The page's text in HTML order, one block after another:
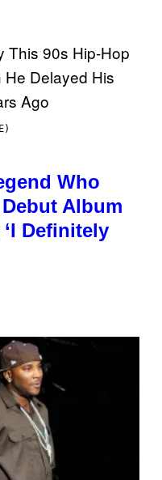
Who
Album
Definitely